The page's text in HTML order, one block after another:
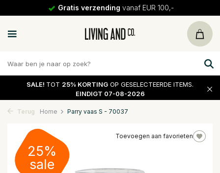
Gratis verzending vanaf EUR 100,-
SALE! TOT 25% KORTING OP GESELECTEERDE ITEMS.
EINDIGT 07-08-2026
Terug Home Parry vaas S - 70037
Toevoegen aan favorieten
25%
sale